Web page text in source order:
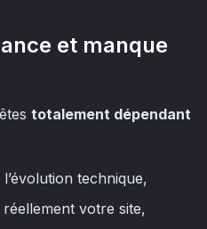
et manque
totalement dépendant
technique,
votre site,